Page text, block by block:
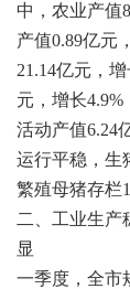
中，农业产值
产值0.89亿元
21.14亿元，
元，增长
活动产值6.24
运行平稳，生
繁殖母猪存栏
二、工业生产
显
一季度，全市